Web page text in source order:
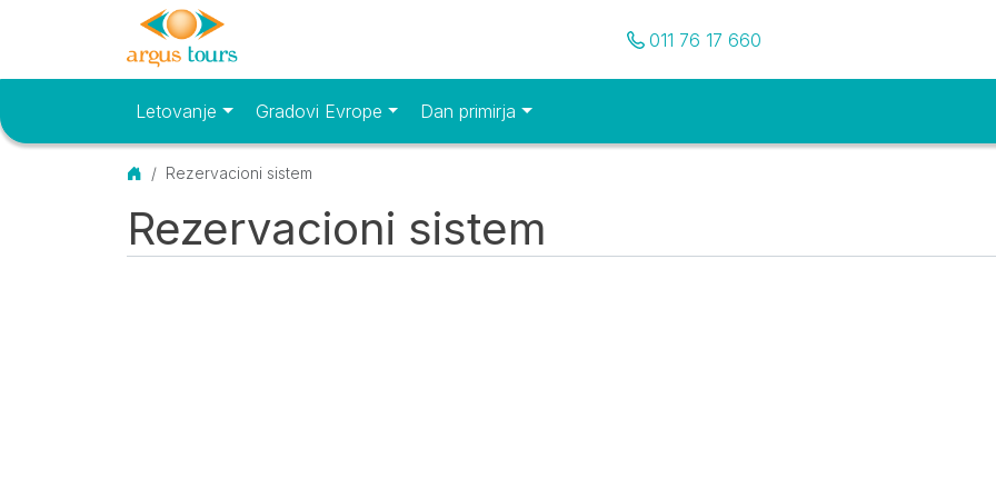
Pozovite nas
011 76 17 660
Osnovni meniLetovanje Gradovi Evrope Dan primirja
Početna
Rezervacioni sistem
Rezervacioni sistem